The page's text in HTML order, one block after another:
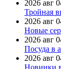
2026 авг
Тройная
2026 авг
Новые
2026 авг
Посуда в
2026 авг